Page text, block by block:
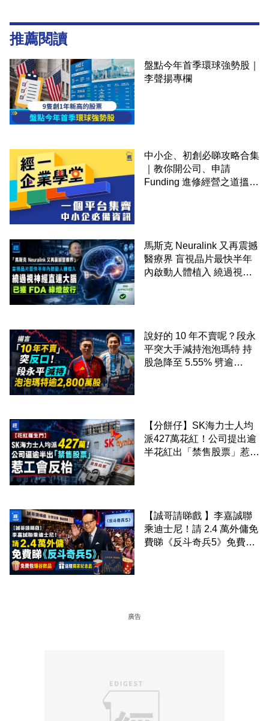
推薦閱讀
盤點今年首季環球強勢股｜
李聲揚專欄
中小企、初創必睇攻略合集
｜教你開公司、申請
Funding 進修經營之道搵大
馬斯克 Neuralink 又再震撼
醫療界 盲視晶片最快半年
內啟動人體植入 繞過視神
說好的 10 年不賣呢？段永
平突大手減持泡泡瑪特 持
股急降至 5.55% 劈逾
【分餅仔】SK海力士人均
派427萬花紅！公司提出逾
半花紅出「禁售股票」惹工
【誠哥請睇戲 】李嘉誠聯
乘迪士尼！請 2.4 萬外傭免
費睇《反斗奇兵5》免費包
廣告